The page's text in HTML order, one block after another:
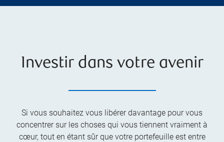
Investir dans votre avenir
Si vous souhaitez vous libérer davantage pour vous
concentrer sur les choses qui vous tiennent vraiment à
cœur, tout en étant sûr que votre portefeuille est entre